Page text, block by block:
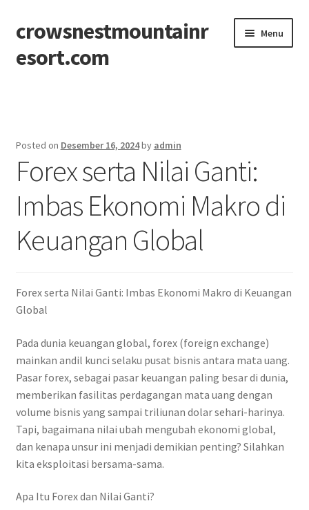
Skip
to
navigation
Skip
to
content
crowsnestmountainr
esort.com
Menu
Contact
Disclaimer
Privacy Policy
Posted on Desember 16, 2024by admin
Forex serta Nilai Ganti:
Imbas Ekonomi Makro di
Keuangan Global
Forex serta Nilai Ganti: Imbas Ekonomi Makro di Keuangan
Global
Pada dunia keuangan global, forex (foreign exchange)
mainkan andil kunci selaku pusat bisnis antara mata uang.
Pasar forex, sebagai pasar keuangan paling besar di dunia,
memberikan fasilitas perdagangan mata uang dengan
volume bisnis yang sampai triliunan dolar sehari-harinya.
Tapi, bagaimana nilai ubah mengubah ekonomi global,
dan kenapa unsur ini menjadi demikian penting? Silahkan
kita eksploitasi bersama-sama.
Apa Itu Forex dan Nilai Ganti?